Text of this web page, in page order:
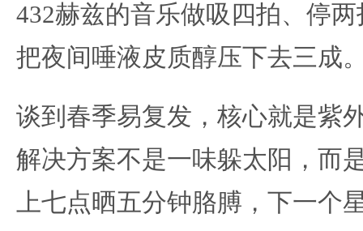
432赫兹的音乐做吸四拍、停
把夜间唾液皮质醇压下去三成
谈到春季易复发，核心就是紫
解决方案不是一味躲太阳，而
上七点晒五分钟胳膊，下一个